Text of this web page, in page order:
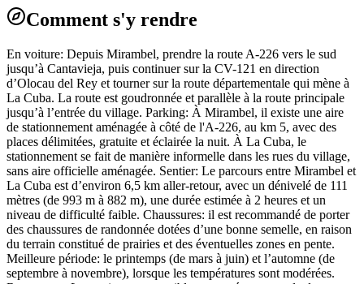
Comment s'y rendre
En voiture: Depuis Mirambel, prendre la route A-226 vers le sud
jusqu’à Cantavieja, puis continuer sur la CV-121 en direction
d’Olocau del Rey et tourner sur la route départementale qui mène à
La Cuba. La route est goudronnée et parallèle à la route principale
jusqu’à l’entrée du village. Parking: À Mirambel, il existe une aire
de stationnement aménagée à côté de l'A-226, au km 5, avec des
places délimitées, gratuite et éclairée la nuit. À La Cuba, le
stationnement se fait de manière informelle dans les rues du village,
sans aire officielle aménagée. Sentier: Le parcours entre Mirambel et
La Cuba est d’environ 6,5 km aller-retour, avec un dénivelé de 111
mètres (de 993 m à 882 m), une durée estimée à 2 heures et un
niveau de difficulté faible. Chaussures: il est recommandé de porter
des chaussures de randonnée dotées d’une bonne semelle, en raison
du terrain constitué de prairies et des éventuelles zones en pente.
Meilleure période: le printemps (de mars à juin) et l’automne (de
septembre à novembre), lorsque les températures sont modérées.